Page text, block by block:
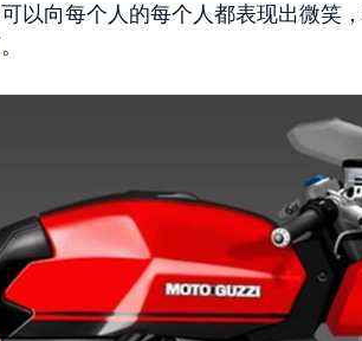
以向每个人的每个人都表现出微笑